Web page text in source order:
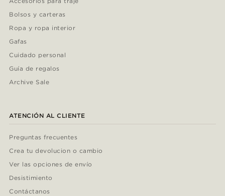
Bolsos y carteras
Ropa y ropa interior
Gafas
Cuidado personal
Guía de regalos
Archive Sale
ATENCIÓN AL CLIENTE
Preguntas frecuentes
Crea tu devolucion o cambio
Ver las opciones de envío
Desistimiento
Contáctanos